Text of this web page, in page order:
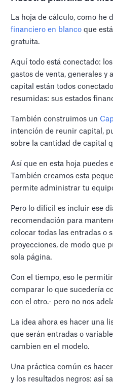
La hoja de cálculo, como he
financiero en blanco que
gratuita.
Aquí todo está conectado:
gastos de venta, generales y
capital están todos
resumidas: sus estados
También construimos un
intención de reunir capital,
sobre la cantidad de capital
Así que en esta hoja puedes
También creamos esta
permite administrar tu
Pero lo difícil es incluir ese
recomendación para
colocar todas las entradas o
proyecciones, de modo que
sola página.
Con el tiempo, eso le
comparar lo que sucedería
con el otro.- pero no nos
La idea ahora es hacer una
que serán entradas o
cambien en el modelo.
Una práctica común es
y los resultados negros: así